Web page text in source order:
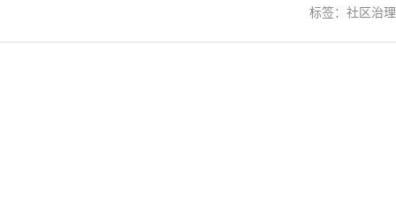
标签：社区治理